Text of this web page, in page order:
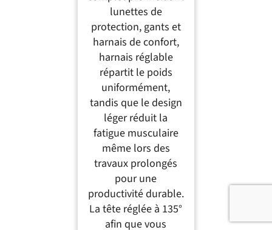
lunettes de
protection, gants et
harnais de confort,
harnais réglable
répartit le poids
uniformément,
tandis que le design
léger réduit la
fatigue musculaire
même lors des
travaux prolongés
pour une
productivité durable.
La tête réglée à 135°
afin que vous